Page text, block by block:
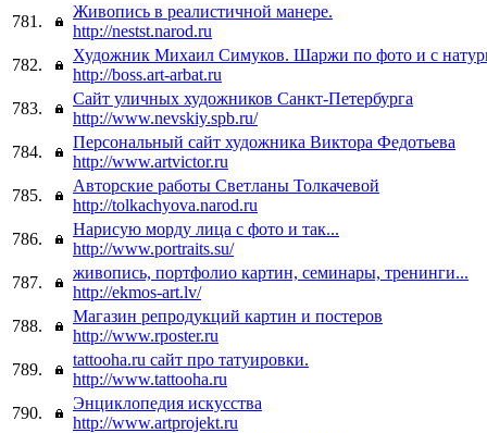
781.
Живопись в реалистичной манере.
http://nestst.narod.ru
782.
Художник Михаил Симуков. Шаржи по фото и с
http://boss.art-arbat.ru
783.
Сайт уличных художников Санкт-Петербурга
http://www.nevskiy.spb.ru/
784.
Персональный сайт художника Виктора Федотьева
http://www.artvictor.ru
785.
Авторские работы Светланы Толкачевой
http://tolkachyova.narod.ru
786.
Нарисую морду лица с фото и так...
http://www.portraits.su/
787.
живопись, портфолио картин, семинары, тренинги...
http://ekmos-art.lv/
788.
Магазин репродукций картин и постеров
http://www.rposter.ru
789.
tattooha.ru сайт про татуировки.
http://www.tattooha.ru
790.
Энциклопедия искусства
http://www.artprojekt.ru